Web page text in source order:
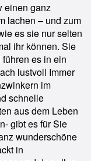
einen ganz
lachen – und zum
es sie nur selten
ihr können. Sie
es in ein
lustvoll Immer
im
schnelle
aus dem Leben
gibt es für Sie
wunderschöne
in